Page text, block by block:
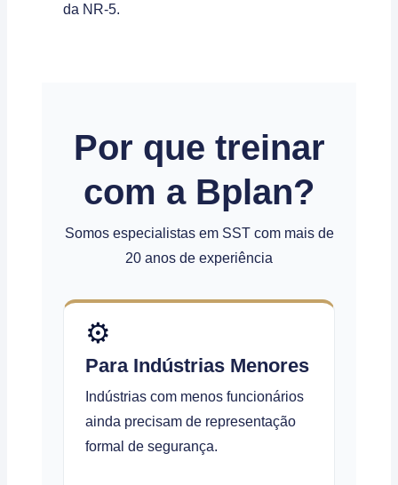
da NR-5.
Por que treinar
com a Bplan?
Somos especialistas em SST com mais de
20 anos de experiência
⚙️
Para Indústrias Menores
Indústrias com menos funcionários
ainda precisam de representação
formal de segurança.